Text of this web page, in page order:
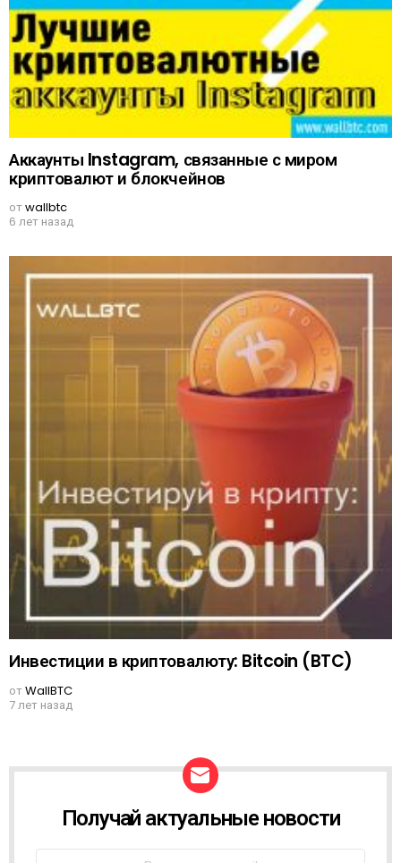
Аккаунты Instagram, связанные с миром
криптовалют и блокчейнов
отwallbtc
6 лет назад
Инвестиции в криптовалюту: Bitcoin (BTC)
отWallBTC
7 лет назад
W
Получай актуальные новости